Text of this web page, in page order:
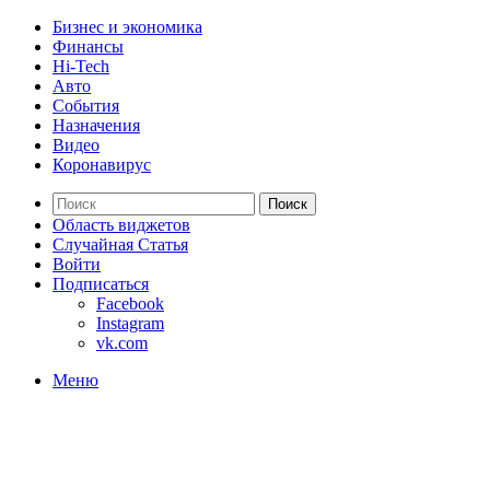
Бизнес и экономика
Финансы
Hi-Tech
Авто
События
Назначения
Видео
Коронавирус
Поиск
Область виджетов
Случайная Статья
Войти
Подписаться
Facebook
Instagram
vk.com
Меню